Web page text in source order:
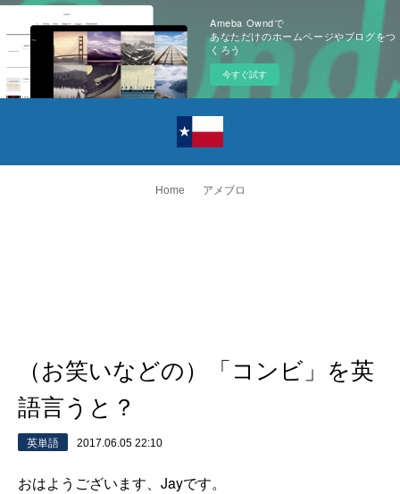
Ameba Owndで
あなただけのホームページやブログをつ
くろう
今すぐ試す
Home アメブロ
（お笑いなどの）「コンビ」を英
語言うと？
英単語 2017.06.05 22:10
おはようございます、Jayです。